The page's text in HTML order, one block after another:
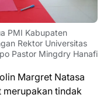
PMI Kabupaten
Rektor Universitas
Pastor Mingdry Hanafi
Margret Natasa
merupakan tindak